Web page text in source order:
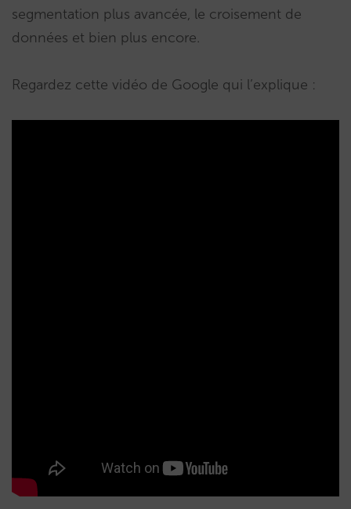
segmentation plus avancée, le croisement de
données et bien plus encore.
Regardez cette vidéo de Google qui l’explique :